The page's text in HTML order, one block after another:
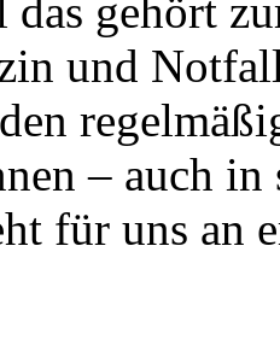
das gehört
und
– auch
für uns an